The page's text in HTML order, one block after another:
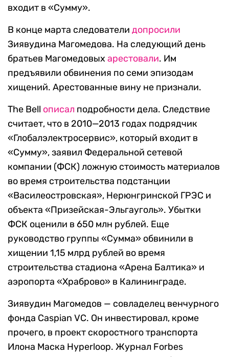
входит в «Сумму».
В конце марта следователи допросили
Зиявудина Магомедова. На следующий день
братьев Магомедовых арестовали. Им
предъявили обвинения по семи эпизодам
хищений. Арестованные вину не признали.
The Bell описал подробности дела. Следствие
считает, что в 2010—2013 годах подрядчик
«Глобалэлектросервис», который входит в
«Сумму», заявил Федеральной сетевой
компании (ФСК) ложную стоимость материалов
во время строительства подстанции
«Василеостровская», Нерюнгринской ГРЭС и
объекта «Призейская-Эльгауголь». Убытки
ФСК оценили в 650 млн рублей. Еще
руководство группы «Сумма» обвинили в
хищении 1,15 млрд рублей во время
строительства стадиона «Арена Балтика» и
аэропорта «Храброво» в Калининграде.
Зиявудин Магомедов — совладелец венчурного
фонда Caspian VC. Он инвестировал, кроме
прочего, в проект скоростного транспорта
Илона Маска Hyperloop. Журнал Forbes